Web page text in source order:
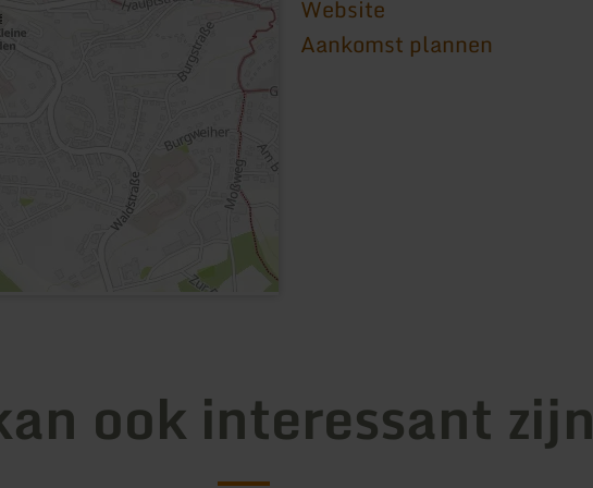
Website
Aankomst plannen
ook interessant zijn